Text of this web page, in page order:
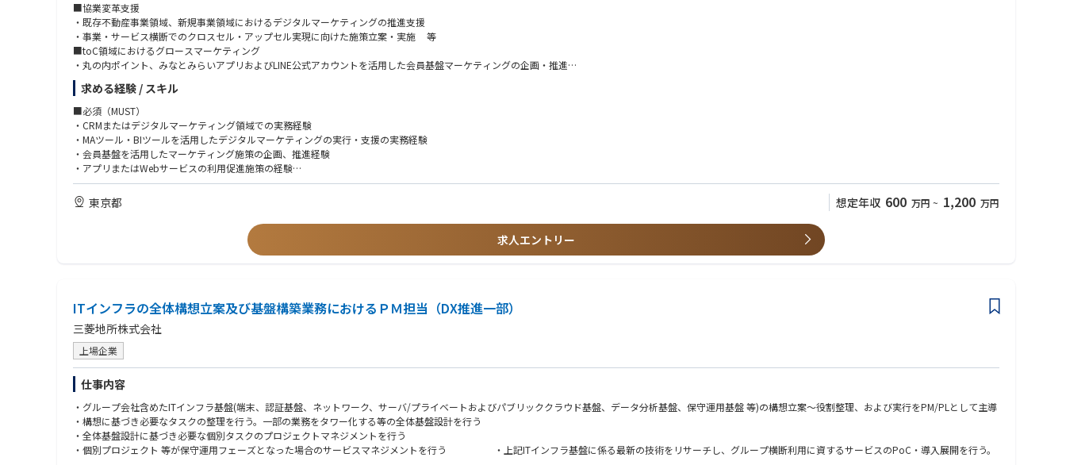
■協業変革支援
・既存不動産事業領域、新規事業領域におけるデジタルマーケティングの推進支援
・事業・サービス横断でのクロスセル・アップセル実現に向けた施策立案・実施 等
■toC領域におけるグロースマーケティング
・丸の内ポイント、みなとみらいアプリおよびLINE公式アカウントを活用した会員基盤マーケティングの企画・推進
・会員獲得、利用促進、来街促進、ロイヤルティ向上施策の企画・実行
・顧客データを活用したCRM施策の立案、運用
・LINE配信、プッシュ通知、メール配信等のコミュニケーション設計
・会員セグメント分析およびパーソナライズ施策の企画
・アプリ利用率、来街頻度、購買頻度向上に向けた施策推進
・デジタル拠点とリアル接点を連携したOMO施策の企画
・ベンダーおよび関係部署とのプロジェクト推進
求める経験 / スキル
■必須（MUST）
・CRMまたはデジタルマーケティング領域での実務経験
・MAツール・BIツールを活用したデジタルマーケティングの実行・支援の実務経験
・会員基盤を活用したマーケティング施策の企画、推進経験
・アプリまたはWebサービスの利用促進施策の経験
・KPI設計およびデータ分析に基づく改善経験
・社内外関係者とのプロジェクト推進経験
・当社デジタル専任職採用選考（同一ポジション）において、過去1年以内に応募実績のない方
・CRMツール、MAツール、BIツールに関する知見・利用経験
・簡易なデータ分析の実務経験
・IP関連の知見、経験
・SQL、Pythonコーディングを活用した分析経験
・Cursor、Claude Cowork等の実務利用経験
・SNSマーケティングの知見、経験（LINE公式アカウント運用、アプリマーケティング）
・A/Bテスト設計経験
・顧客セグメント設計経験
■求める人材
・社内外の多様なメンバーとコミュニケーションを図りながら円滑に業務を推進できる方
東京都 想定年収 600 万円 ~ 1,200 万円
求人エントリー
ITインフラの全体構想立案及び基盤構築業務におけるＰＭ担当（DX推進一部）
三菱地所株式会社
上場企業
仕事内容
・グループ会社含めたITインフラ基盤(端末、認証基盤、ネットワーク、サーバ/プライベートおよびパブリッククラウド基盤、データ分析基盤、保守運用基盤 等)の構想立案～役割整理、および実行をPM/PLとして主導
・構想に基づき必要なタスクの整理を行う。一部の業務をタワー化する等の全体基盤設計を行う
・全体基盤設計に基づき必要な個別タスクのプロジェクトマネジメントを行う
・個別プロジェクト 等が保守運用フェーズとなった場合のサービスマネジメントを行う ・上記ITインフラ基盤に係る最新の技術をリサーチし、グループ横断利用に資するサービスのPoC・導入展開を行う。